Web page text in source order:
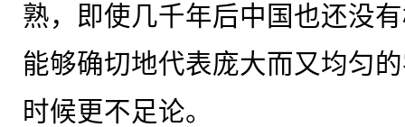
熟，即使几千年后中国也还没
能够确切地代表庞大而又均匀
时候更不足论。